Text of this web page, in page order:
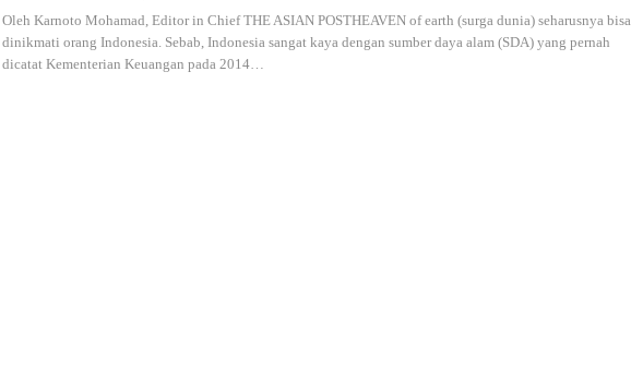
Oleh Karnoto Mohamad, Editor in Chief THE ASIAN POSTHEAVEN of earth (surga dunia) seharusnya bisa
dinikmati orang Indonesia. Sebab, Indonesia sangat kaya dengan sumber daya alam (SDA) yang pernah
dicatat Kementerian Keuangan pada 2014